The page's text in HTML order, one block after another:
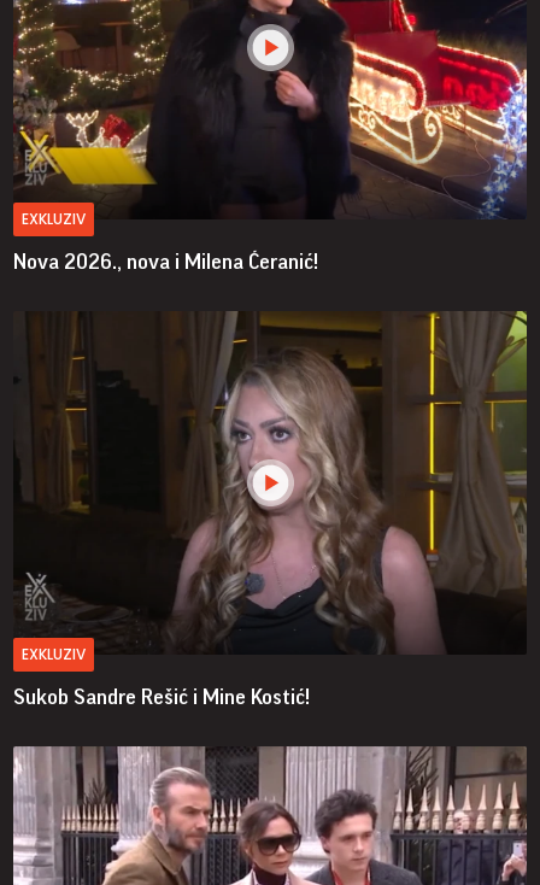
EXKLUZIV
Nova 2026., nova i Milena Ćeranić!
EXKLUZIV
Sukob Sandre Rešić i Mine Kostić!